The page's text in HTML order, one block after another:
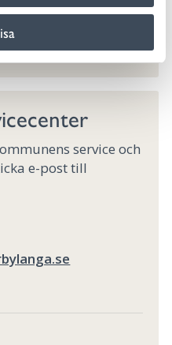
service och
e-post till